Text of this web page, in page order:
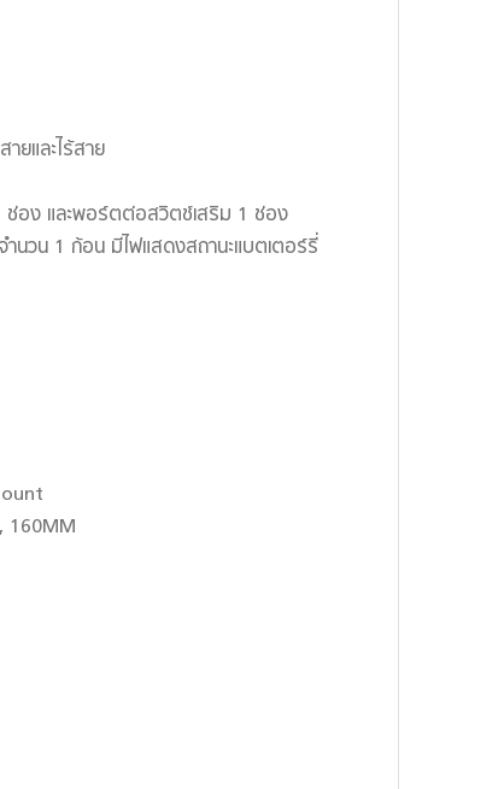
ยและไร้สาย
อง และพอร์ตต่อสวิตช์เสริม 1 ช่อง
ำนวน 1 ก้อน มีไฟแสดงสถานะแบตเตอร์รี่
160MM